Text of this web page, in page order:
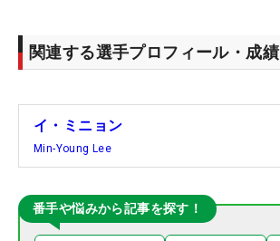
関連する選手プロフィール・成績
イ・ミニョン
Min-Young Lee
番手や悩みから記事を探す！